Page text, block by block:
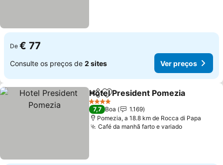
De € 77
Consulte os preços de 2 sites Ver preços
PartilharAdicionar aos favoritos
Hotel President Pomezia
4 Estrelas
7,7 Boa
1.169
Pomezia, a 18.8 km de Rocca di Papa
Café da manhã farto e variado